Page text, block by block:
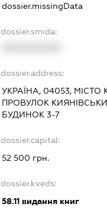
dossier.missingData
dossier.smida:
dossier.address:
УКРАЇНА, 04053, МІСТО
ПРОВУЛОК
БУДИНОК 3-7
dossier.capital:
52 500 грн.
dossier.kveds:
58.11видання книг